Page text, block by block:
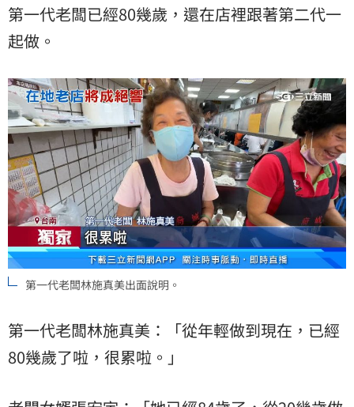
第一代老闆已經80幾歲，還在店裡跟著第二代一
起做。
第一代老闆林施真美出面說明。
第一代老闆林施真美：「從年輕做到現在，已經
80幾歲了啦，很累啦。」